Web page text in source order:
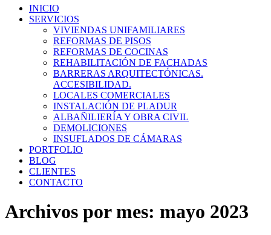
new
window
new
window
new
window
new
window
INICIO
SERVICIOS
VIVIENDAS UNIFAMILIARES
REFORMAS DE PISOS
REFORMAS DE COCINAS
REHABILITACIÓN DE FACHADAS
BARRERAS ARQUITECTÓNICAS.
ACCESIBILIDAD.
LOCALES COMERCIALES
INSTALACIÓN DE PLADUR
ALBAÑILIERÍA Y OBRA CIVIL
DEMOLICIONES
INSUFLADOS DE CÁMARAS
PORTFOLIO
BLOG
CLIENTES
CONTACTO
Archivos por mes: mayo 2023